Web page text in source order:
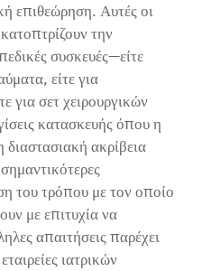
επιθεώρηση. Αυτές οι
την
συσκευές—είτε
είτε για
για σετ χειρουργικών
κατασκευής όπου η
διαστασιακή ακρίβεια
του τρόπου με τον οποίο
με επιτυχία να
απαιτήσεις παρέχει
ιατρικών